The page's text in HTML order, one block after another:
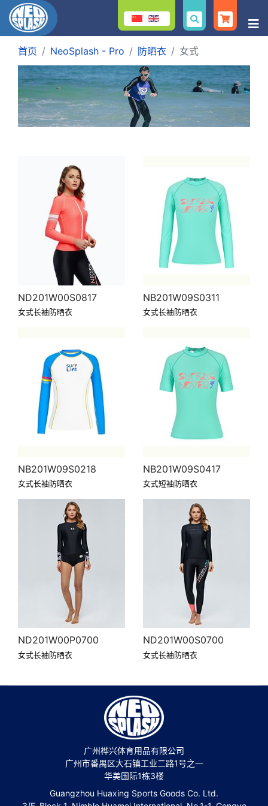
首页 NeoSplash - Pro 防晒衣 女式
ND201W00S0817
女式长袖防晒衣
NB201W09S0311
女式长袖防晒衣
NB201W09S0218
女式长袖防晒衣
NB201W09S0417
女式短袖防晒衣
ND201W00P0700
女式长袖防晒衣
ND201W00S0700
女式长袖防晒衣
广州桦兴体育用品有限公司
广州市番禺区大石镇工业二路1号之一
华美国际1栋3楼
Guangzhou Huaxing Sports Goods Co. Ltd.